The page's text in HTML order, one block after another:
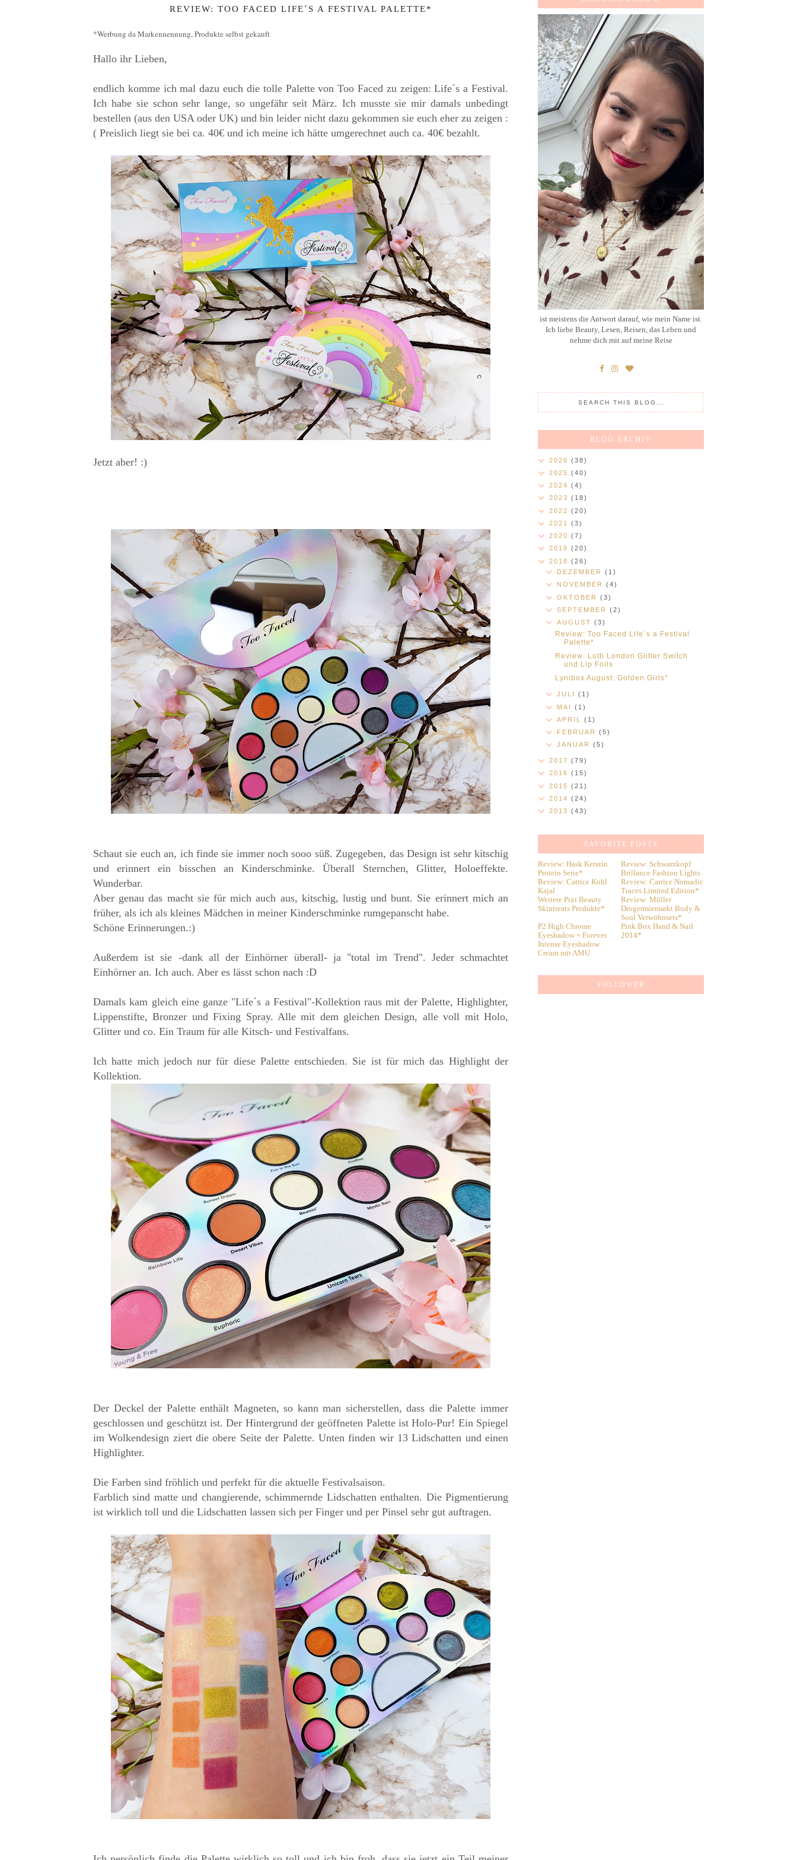
REVIEW: TOO FACED LIFE´S A FESTIVAL PALETTE*
*Werbung da Markennennung, Produkte selbst gekauft
Hallo ihr Lieben,
endlich komme ich mal dazu euch die tolle Palette von Too Faced zu zeigen: Life´s a Festival.
Ich habe sie schon sehr lange, so ungefähr seit März. Ich musste sie mir damals unbedingt
bestellen (aus den USA oder UK) und bin leider nicht dazu gekommen sie euch eher zu zeigen :
( Preislich liegt sie bei ca. 40€ und ich meine ich hätte umgerechnet auch ca. 40€ bezahlt.
Jetzt aber! :)
Schaut sie euch an, ich finde sie immer noch sooo süß. Zugegeben, das Design ist sehr kitschig
und erinnert ein bisschen an Kinderschminke. Überall Sternchen, Glitter, Holoeffekte.
Wunderbar.
Aber genau das macht sie für mich auch aus, kitschig, lustig und bunt. Sie erinnert mich an
früher, als ich als kleines Mädchen in meiner Kinderschminke rumgepanscht habe.
Schöne Erinnerungen.:)
Außerdem ist sie -dank all der Einhörner überall- ja "total im Trend". Jeder schmachtet
Einhörner an. Ich auch. Aber es lässt schon nach :D
Damals kam gleich eine ganze "Life´s a Festival"-Kollektion raus mit der Palette, Highlighter,
Lippenstifte, Bronzer und Fixing Spray. Alle mit dem gleichen Design, alle voll mit Holo,
Glitter und co. Ein Traum für alle Kitsch- und Festivalfans.
Ich hatte mich jedoch nur für diese Palette entschieden. Sie ist für mich das Highlight der
Kollektion.
Der Deckel der Palette enthält Magneten, so kann man sicherstellen, dass die Palette immer
geschlossen und geschützt ist. Der Hintergrund der geöffneten Palette ist Holo-Pur! Ein Spiegel
im Wolkendesign ziert die obere Seite der Palette. Unten finden wir 13 Lidschatten und einen
Highlighter.
Die Farben sind fröhlich und perfekt für die aktuelle Festivalsaison.
Farblich sind matte und changierende, schimmernde Lidschatten enthalten. Die Pigmentierung
ist wirklich toll und die Lidschatten lassen sich per Finger und per Pinsel sehr gut auftragen.
ist meistens die Antwort darauf, wie mein Name ist.
Ich liebe Beauty, Lesen, Reisen, das Leben und
nehme dich mit auf meine Reise
BLOG ARCHIV
2026 (38)
2025 (40)
2024 (4)
2023 (18)
2022 (20)
2021 (3)
2020 (7)
2019 (20)
2018 (26)
DEZEMBER(1)
NOVEMBER(4)
OKTOBER(3)
SEPTEMBER(2)
AUGUST(3)
Review: Too Faced Life´s a Festival
Palette*
Review: Lotti London Glitter Switch
und Lip Foils
Lynibox August: Golden Girls*
JULI(1)
MAI(1)
APRIL(1)
FEBRUAR(5)
JANUAR(5)
2017 (79)
2016 (15)
2015 (21)
2014 (24)
2013 (43)
FAVORITE POSTS
Review: Hask Keratin
Protein Serie*
Review: Schwarzkopf
Brillance Fashion Lights
Review: Catrice Kohl
Kajal
Review: Catrice Nomadic
Traces Limited Edition*
Weitere Pixi Beauty
Skintreats Produkte*
Review: Müller
Drogermiemarkt Body &
Soul Verwöhnsets*
P2 High Chrome
Eyeshadow + Forever
Intense Eyeshadow
Cream mit AMU
Pink Box Hand & Nail
2014*
FOLLOWER